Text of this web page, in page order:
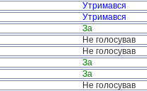
Утримався
Утримався
За
Не голосував
Не голосував
За
За
Не голосував